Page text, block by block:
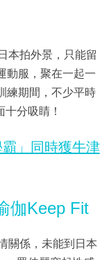
本拍外景，只能留
動服，聚在一起一
練期間，不少平時
分吸睛！
」同時獲牛津
伽Keep Fit
關係，未能到日本